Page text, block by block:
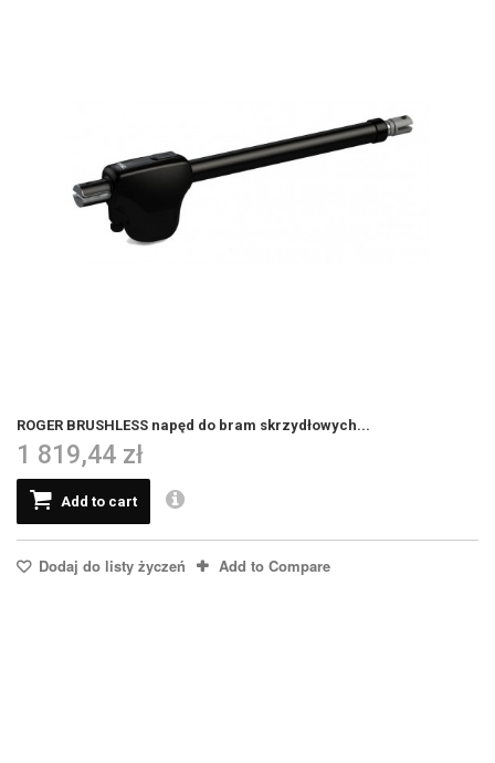
ROGER BRUSHLESS napęd do bram skrzydłowych...
1 819,44 zł
Add to cart
Dodaj do listy życzeń Add to Compare